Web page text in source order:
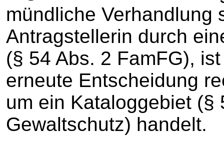
mündliche Verhandlung
Antragstellerin durch
(§ 54 Abs. 2 FamFG),
erneute Entscheidung
um ein Kataloggebiet (§
Gewaltschutz) handelt.